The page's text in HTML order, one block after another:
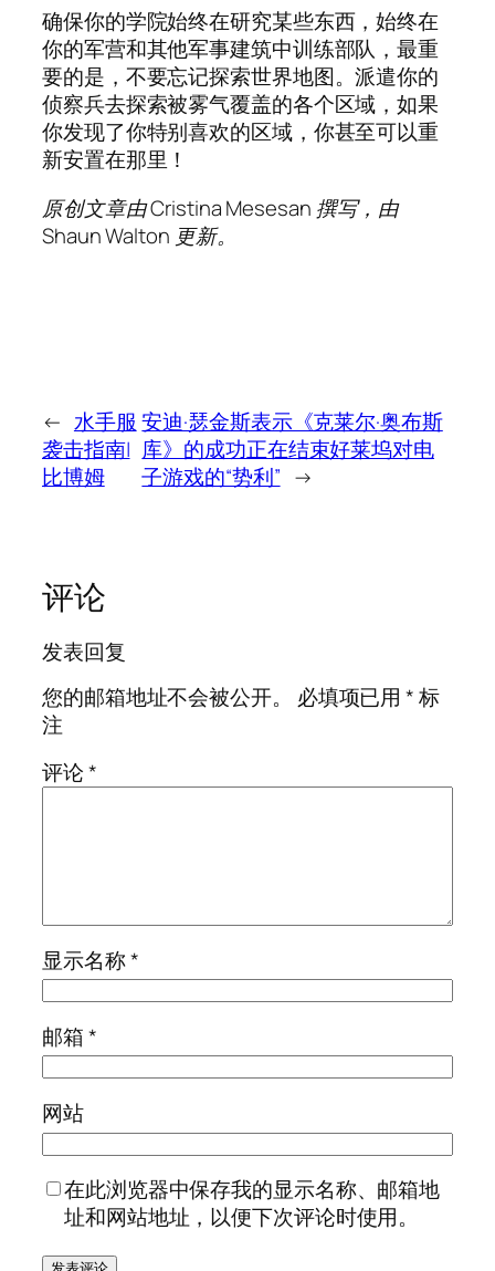
确保你的学院始终在研究某些东西，始终在
你的军营和其他军事建筑中训练部队，最重
要的是，不要忘记探索世界地图。派遣你的
侦察兵去探索被雾气覆盖的各个区域，如果
你发现了你特别喜欢的区域，你甚至可以重
新安置在那里！
原创文章由 Cristina Mesesan 撰写，由
Shaun Walton 更新。
← 水手服
袭击指南|
比博姆
安迪·瑟金斯表示《克莱尔·奥布斯
库》的成功正在结束好莱坞对电
子游戏的“势利” →
评论
发表回复
您的邮箱地址不会被公开。
必填项已用*标
注
评论*
显示名称*
邮箱*
网站
在此浏览器中保存我的显示名称、邮箱地
址和网站地址，以便下次评论时使用。